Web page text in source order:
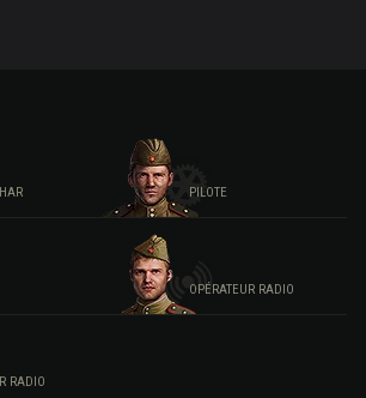
PILOTE
OPÉRATEUR RADIO
RADIO